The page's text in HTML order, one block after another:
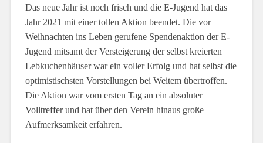
Das neue Jahr ist noch frisch und die E-Jugend hat das
Jahr 2021 mit einer tollen Aktion beendet. Die vor
Weihnachten ins Leben gerufene Spendenaktion der E-
Jugend mitsamt der Versteigerung der selbst kreierten
Lebkuchenhäuser war ein voller Erfolg und hat selbst die
optimistischsten Vorstellungen bei Weitem übertroffen.
Die Aktion war vom ersten Tag an ein absoluter
Volltreffer und hat über den Verein hinaus große
Aufmerksamkeit erfahren.